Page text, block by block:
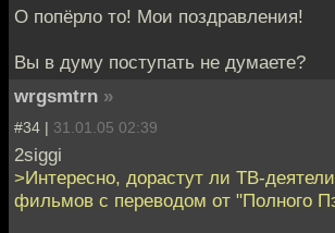
О попёрло то! Мои поздравления!
Вы в думу поступать не думаете?
wrgsmtrn »
#34 | 31.01.05 02:39
2siggi
>Интересно, дорастут ли ТВ-
фильмов с переводом от "Полного